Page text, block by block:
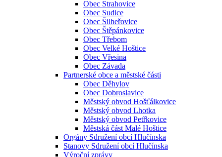
Obec Strahovice
Obec Sudice
Obec Šilheřovice
Obec Štěpánkovice
Obec Třebom
Obec Velké Hoštice
Obec Vřesina
Obec Závada
Partnerské obce a městské části
Obec Děhylov
Obec Dobroslavice
Městský obvod Hošťálkovice
Městský obvod Lhotka
Městský obvod Petřkovice
Městská část Malé Hoštice
Orgány Sdružení obcí Hlučínska
Stanovy Sdružení obcí Hlučínska
Výroční zprávy